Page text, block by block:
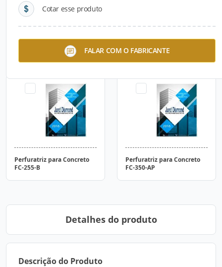
Cotar esse produto
FALAR COM O FABRICANTE
Perfuratriz para Concreto
FC-200-AP
Perfuratriz para Concreto
FC-255-B
Perfuratriz para Concreto
FC-350-AP
Detalhes do produto
Descrição do Produto